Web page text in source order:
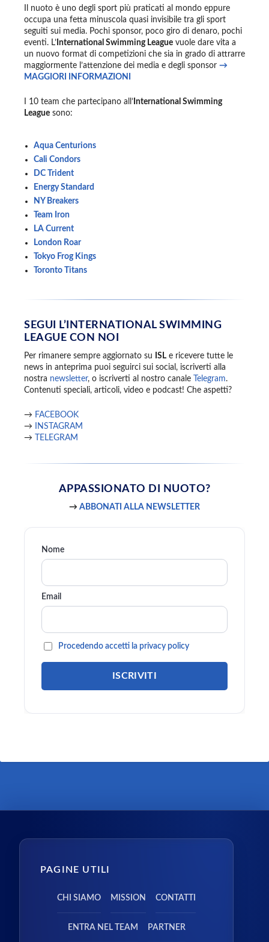
Il nuoto è uno degli sport più praticati al mondo eppure
occupa una fetta minuscola quasi invisibile tra gli sport
seguiti sui media. Pochi sponsor, poco giro di denaro, pochi
eventi. L’ International Swimming League vuole dare vita a
un nuovo format di competizioni che sia in grado di attrarre
maggiormente l’attenzione dei media e degli sponsor →
MAGGIORI INFORMAZIONI
I 10 team che partecipano all’ International Swimming
League sono:
Aqua Centurions
Cali Condors
DC Trident
Energy Standard
NY Breakers
Team Iron
LA Current
London Roar
Tokyo Frog Kings
Toronto Titans
SEGUI L’INTERNATIONAL SWIMMING
LEAGUE CON NOI
Per rimanere sempre aggiornato su ISL e ricevere tutte le
news in anteprima puoi seguirci sui social, iscriverti alla
nostra newsletter, o iscriverti al nostro canale Telegram.
Contenuti speciali, articoli, video e podcast! Che aspetti?
→ FACEBOOK
→ INSTAGRAM
→
TELEGRAM
APPASSIONATO DI NUOTO?
→ ABBONATI ALLA NEWSLETTER
Nome
Email
Procedendo accetti la privacy policy
PAGINE UTILI
CHI SIAMO MISSION CONTATTI
ENTRA NEL TEAM PARTNER